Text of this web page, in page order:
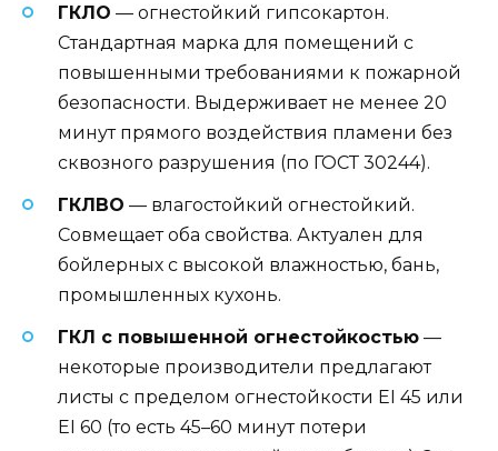
ГКЛО — огнестойкий гипсокартон.
Стандартная марка для помещений с
повышенными требованиями к пожарной
безопасности. Выдерживает не менее 20
минут прямого воздействия пламени без
сквозного разрушения (по ГОСТ 30244).
ГКЛВО — влагостойкий огнестойкий.
Совмещает оба свойства. Актуален для
бойлерных с высокой влажностью, бань,
промышленных кухонь.
ГКЛ с повышенной огнестойкостью —
некоторые производители предлагают
листы с пределом огнестойкости EI 45 или
EI 60 (то есть 45–60 минут потери